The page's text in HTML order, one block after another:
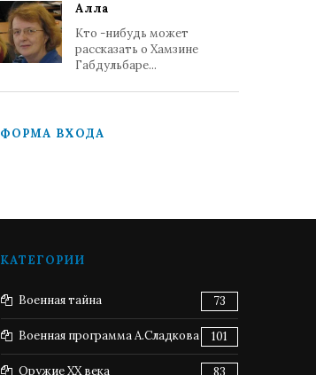
Алла
Кто -нибудь может
рассказать о Хамзине
Габдульбаре...
ФОРМА ВХОДА
КАТЕГОРИИ
Военная тайна 73
Военная программа А.Сладкова 101
Оружие XX века 83